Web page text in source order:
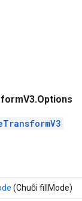
(Chuỗi fillMode)